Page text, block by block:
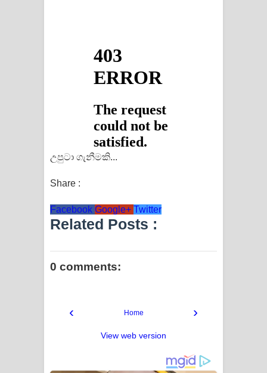
උපුටා ගැනීමකි...
Share :
Facebook Google+ Twitter
Related Posts :
0 comments:
‹ ›
Home
View web version